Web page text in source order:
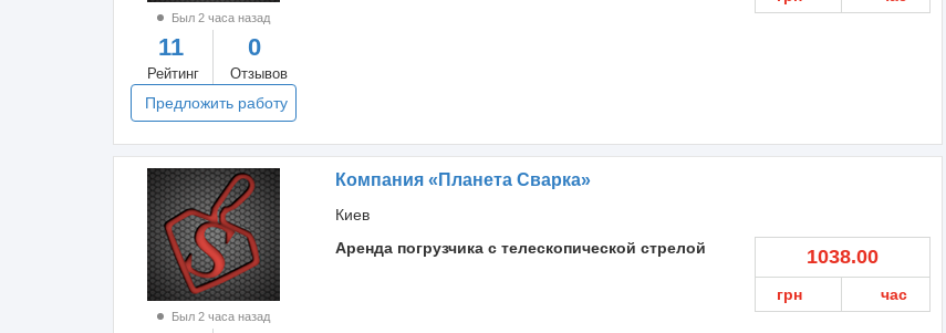
Был 2 часа назад
11
Рейтинг
0
Отзывов
Предложить работу
Был 2 часа назад
Компания «Планета Сварка»
Киев
Аренда погрузчика с телескопической стрелой
1038.00
грн час